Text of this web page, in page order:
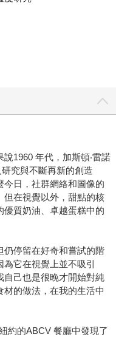
1960 年代，加斯頓‧雷諾
究與不斷再新的創造
今日，社群網絡和圖像的
但在視覺以外，甜點的核
質奶油、卓越蛋糕中的
仍停留在好奇和嘗試的階
它在視覺上並不吸引
自己也是很晚才開始對純
的做法，在我的生活中
約的ABCV 餐廳中發現了